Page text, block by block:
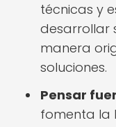
técnicas y
desarrollar
manera
soluciones.
Pensar
fomenta la